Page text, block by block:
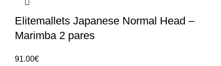
Elitemallets Japanese Normal Head –
Marimba 2 pares
91.00€